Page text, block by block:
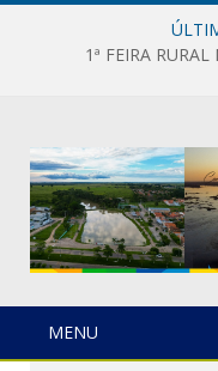
1ª FEIRA
MENU